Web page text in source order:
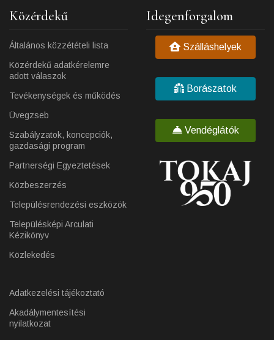
Közérdekű
Általános közzétételi lista
Közérdekű adatkérelemre
adott válaszok
Tevékenységek és működés
Üvegzseb
Szabályzatok, koncepciók,
gazdasági program
Partnerségi Egyeztetések
Közbeszerzés
Településrendezési eszközök
Településképi Arculati
Kézikönyv
Közlekedés
Adatkezelési tájékoztató
Akadálymentesítési
nyilatkozat
Idegenforgalom
Szálláshelyek
Borászatok
Vendéglátók